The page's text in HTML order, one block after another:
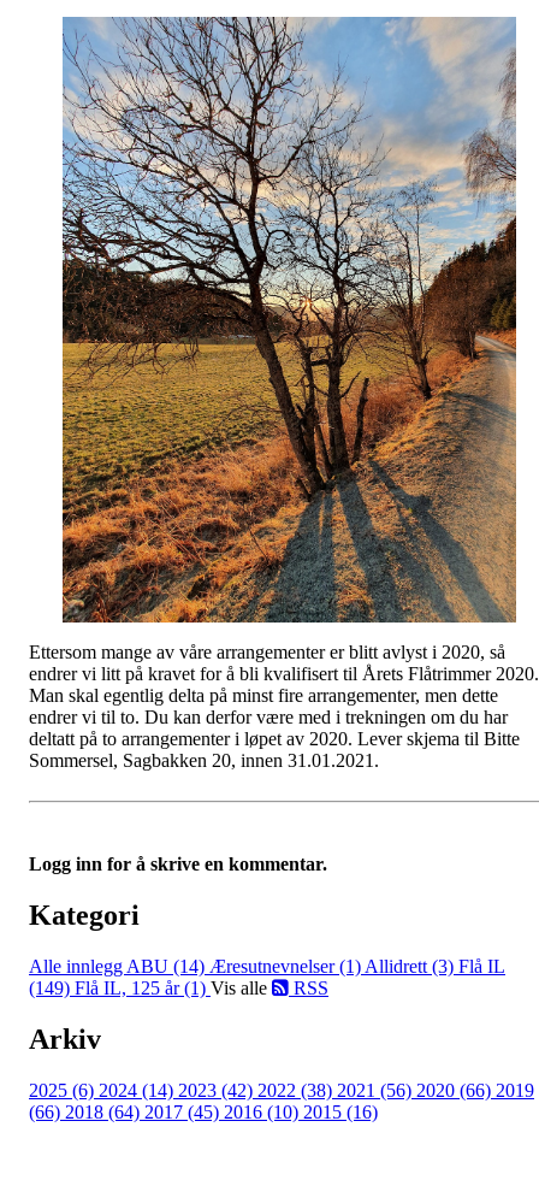
Ettersom mange av våre arrangementer er blitt avlyst i 2020, så
endrer vi litt på kravet for å bli kvalifisert til Årets Flåtrimmer 2020.
Man skal egentlig delta på minst fire arrangementer, men dette
endrer vi til to. Du kan derfor være med i trekningen om du har
deltatt på to arrangementer i løpet av 2020. Lever skjema til Bitte
Sommersel, Sagbakken 20, innen 31.01.2021.
Logg inn for å skrive en kommentar.
Kategori
Alle innlegg ABU (14) Æresutnevnelser (1) Allidrett (3) Flå IL
(149) Flå IL, 125 år (1) Vis alle RSS
Arkiv
2025 (6) 2024 (14) 2023 (42) 2022 (38) 2021 (56) 2020 (66) 2019
(66) 2018 (64) 2017 (45) 2016 (10) 2015 (16)